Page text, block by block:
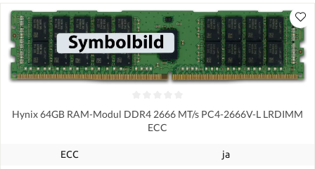
Hynix 64GB RAM-Modul DDR4 2666 MT/s PC4-2666V-L LRDIMM
ECC
ECC ja